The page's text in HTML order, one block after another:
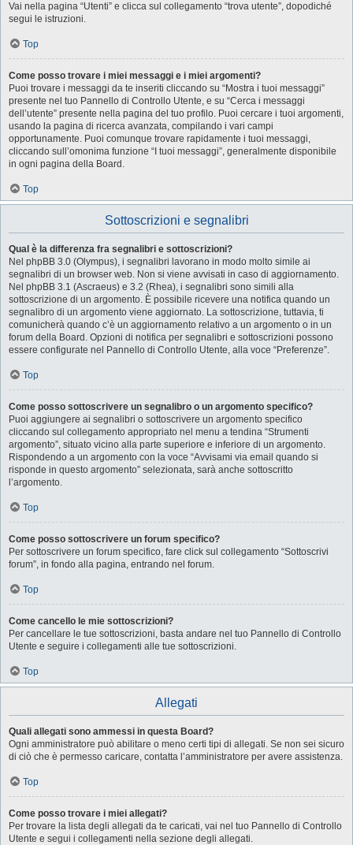
Vai nella pagina “Utenti” e clicca sul collegamento “trova utente”, dopodiché
segui le istruzioni.
Top
Come posso trovare i miei messaggi e i miei argomenti?
Puoi trovare i messaggi da te inseriti cliccando su “Mostra i tuoi messaggi”
presente nel tuo Pannello di Controllo Utente, e su “Cerca i messaggi
dell’utente” presente nella pagina del tuo profilo. Puoi cercare i tuoi argomenti,
usando la pagina di ricerca avanzata, compilando i vari campi
opportunamente. Puoi comunque trovare rapidamente i tuoi messaggi,
cliccando sull’omonima funzione “I tuoi messaggi”, generalmente disponibile
in ogni pagina della Board.
Top
Sottoscrizioni e segnalibri
Qual è la differenza fra segnalibri e sottoscrizioni?
Nel phpBB 3.0 (Olympus), i segnalibri lavorano in modo molto simile ai
segnalibri di un browser web. Non si viene avvisati in caso di aggiornamento.
Nel phpBB 3.1 (Ascraeus) e 3.2 (Rhea), i segnalibri sono simili alla
sottoscrizione di un argomento. È possibile ricevere una notifica quando un
segnalibro di un argomento viene aggiornato. La sottoscrizione, tuttavia, ti
comunicherà quando c’è un aggiornamento relativo a un argomento o in un
forum della Board. Opzioni di notifica per segnalibri e sottoscrizioni possono
essere configurate nel Pannello di Controllo Utente, alla voce “Preferenze”.
Top
Come posso sottoscrivere un segnalibro o un argomento specifico?
Puoi aggiungere ai segnalibri o sottoscrivere un argomento specifico
cliccando sul collegamento appropriato nel menu a tendina “Strumenti
argomento”, situato vicino alla parte superiore e inferiore di un argomento.
Rispondendo a un argomento con la voce “Avvisami via email quando si
risponde in questo argomento” selezionata, sarà anche sottoscritto
l’argomento.
Top
Come posso sottoscrivere un forum specifico?
Per sottoscrivere un forum specifico, fare click sul collegamento “Sottoscrivi
forum”, in fondo alla pagina, entrando nel forum.
Top
Come cancello le mie sottoscrizioni?
Per cancellare le tue sottoscrizioni, basta andare nel tuo Pannello di Controllo
Utente e seguire i collegamenti alle tue sottoscrizioni.
Top
Allegati
Quali allegati sono ammessi in questa Board?
Ogni amministratore può abilitare o meno certi tipi di allegati. Se non sei sicuro
di ciò che è permesso caricare, contatta l’amministratore per avere assistenza.
Top
Come posso trovare i miei allegati?
Per trovare la lista degli allegati da te caricati, vai nel tuo Pannello di Controllo
Utente e segui i collegamenti nella sezione degli allegati.